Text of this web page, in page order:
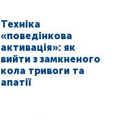
Техніка
«поведінкова
активація»: як
вийти з замкненого
кола тривоги та
апатії